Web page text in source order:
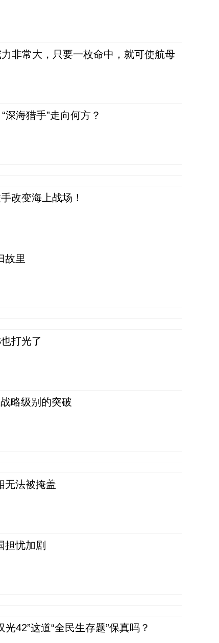
非常大，只要一枚命中，就可使航母
海猎手”走向何方？
改变海上战场！
故里
打光了
略级别的突破
无法被掩盖
担忧加剧
42”这道“全民生存题”保真吗？